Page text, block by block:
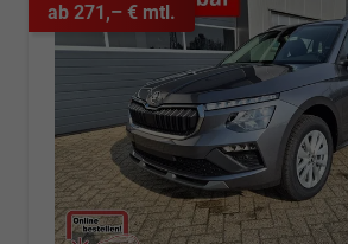
ab 271,– € mtl.